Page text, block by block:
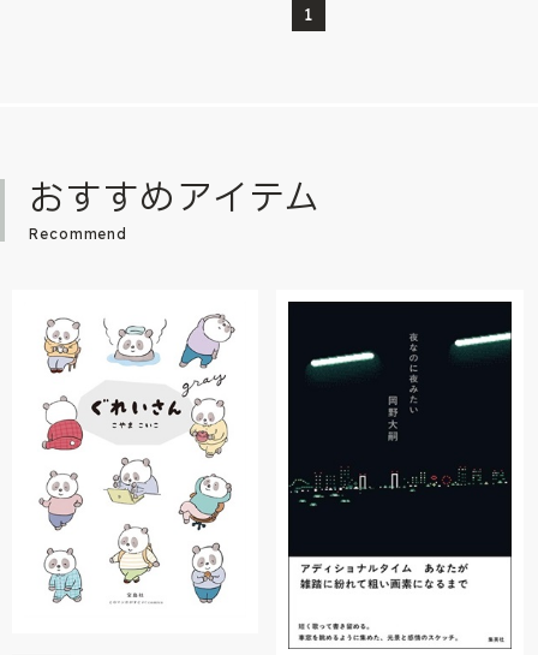
1
おすすめアイテム
Recommend